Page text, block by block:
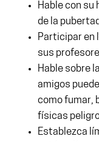
Hable con su
de la
Participar en
sus
Hable sobre
amigos
como fumar,
físicas
Establezca